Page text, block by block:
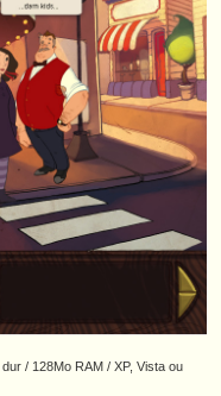
/ 128Mo RAM / XP, Vista ou